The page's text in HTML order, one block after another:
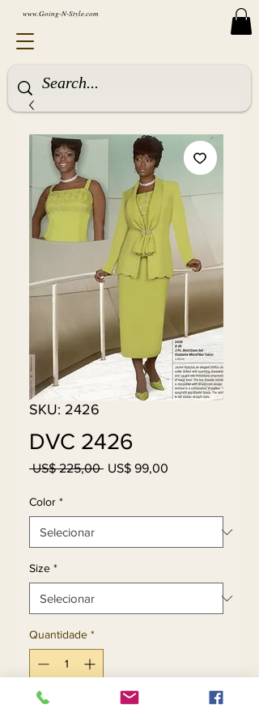
www.Going-N-Style.com
SKU: 2426
DVC 2426
US$ 225,00 Preço
US$ 99,00
Color *
Size *
Quantidade *